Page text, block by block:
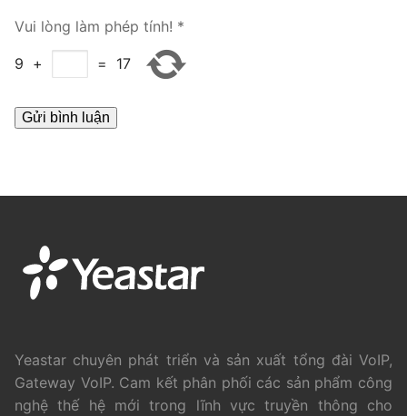
LIÊN HỆ
HƯỚNG DẪN
Vui lòng làm phép tính! *
9 + = 17
Yeastar chuyên phát triển và sản xuất tổng đài VoIP,
Gateway VoIP. Cam kết phân phối các sản phẩm công
nghệ thế hệ mới trong lĩnh vực truyền thông cho